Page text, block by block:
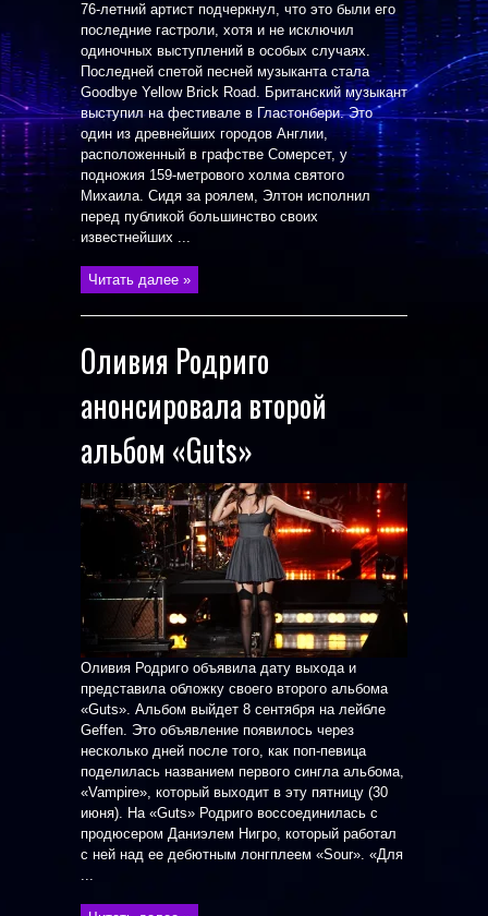
76-летний артист подчеркнул, что это были его
последние гастроли, хотя и не исключил
одиночных выступлений в особых случаях.
Последней спетой песней музыканта стала
Goodbye Yellow Brick Road. Британский музыкант
выступил на фестивале в Гластонбери. Это
один из древнейших городов Англии,
расположенный в графстве Сомерсет, у
подножия 159-метрового холма святого
Михаила. Сидя за роялем, Элтон исполнил
перед публикой большинство своих
известнейших ...
Читать далее »
Оливия Родриго
анонсировала второй
альбом «Guts»
Оливия Родриго объявила дату выхода и
представила обложку своего второго альбома
«Guts». Альбом выйдет 8 сентября на лейбле
Geffen. Это объявление появилось через
несколько дней после того, как поп-певица
поделилась названием первого сингла альбома,
«Vampire», который выходит в эту пятницу (30
июня). На «Guts» Родриго воссоединилась с
продюсером Даниэлем Нигро, который работал
с ней над ее дебютным лонгплеем «Sour». «Для
...